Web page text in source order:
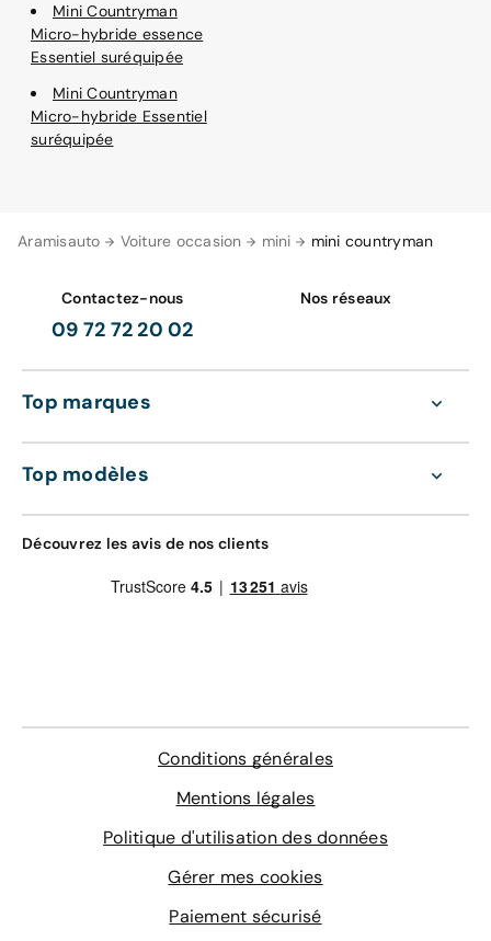
Aramisauto Voiture occasion mini mini countryman
Mini Countryman
Micro-hybride essence
Essentiel suréquipée
Mini Countryman
Micro-hybride Essentiel
suréquipée
Contactez-nous
09 72 72 20 02
Nos réseaux
Top marques
Top modèles
Découvrez les avis de nos clients
Conditions générales
Mentions légales
Politique d'utilisation des données
Gérer mes cookies
Paiement sécurisé